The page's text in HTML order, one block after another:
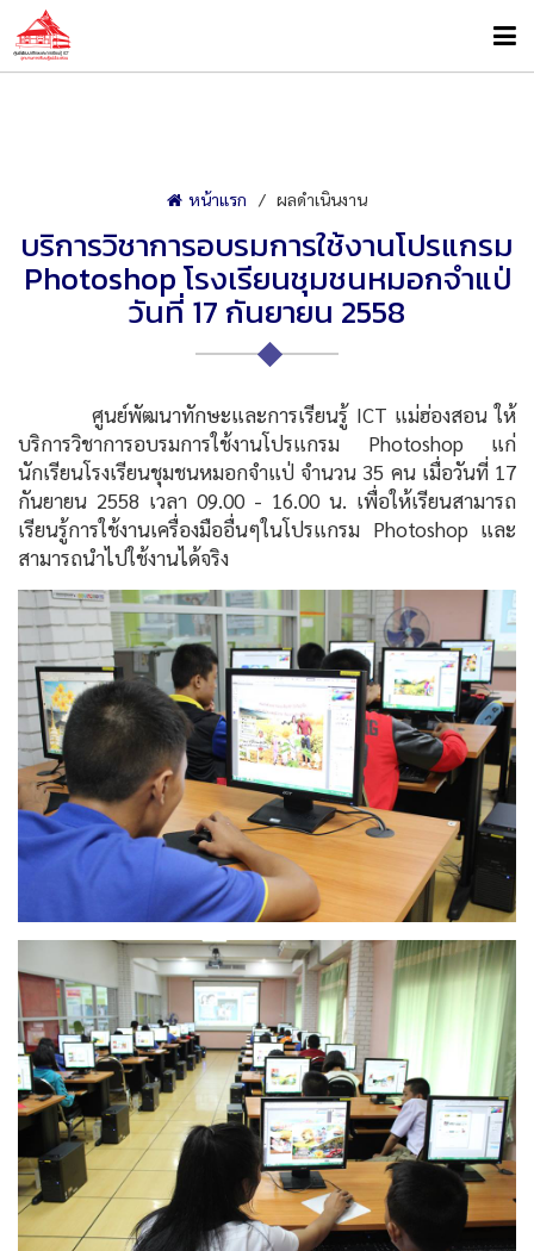
หน้าแรก ผลดำเนินงาน
บริการวิชาการอบรมการใช้งานโปรแกรม
Photoshop โรงเรียนชุมชนหมอกจำแป่
วันที่ 17 กันยายน 2558
ศูนย์พัฒนาทักษะและการเรียนรู้ ICT แม่ฮ่องสอน ให้
บริการวิชาการอบรมการใช้งานโปรแกรม Photoshop แก่
นักเรียนโรงเรียนชุมชนหมอกจำแป่ จำนวน 35 คน เมื่อวันที่ 17
กันยายน 2558 เวลา 09.00 - 16.00 น. เพื่อให้เรียนสามารถ
เรียนรู้การใช้งานเครื่องมืออื่นๆในโปรแกรม Photoshop และ
สามารถนำไปใช้งานได้จริง